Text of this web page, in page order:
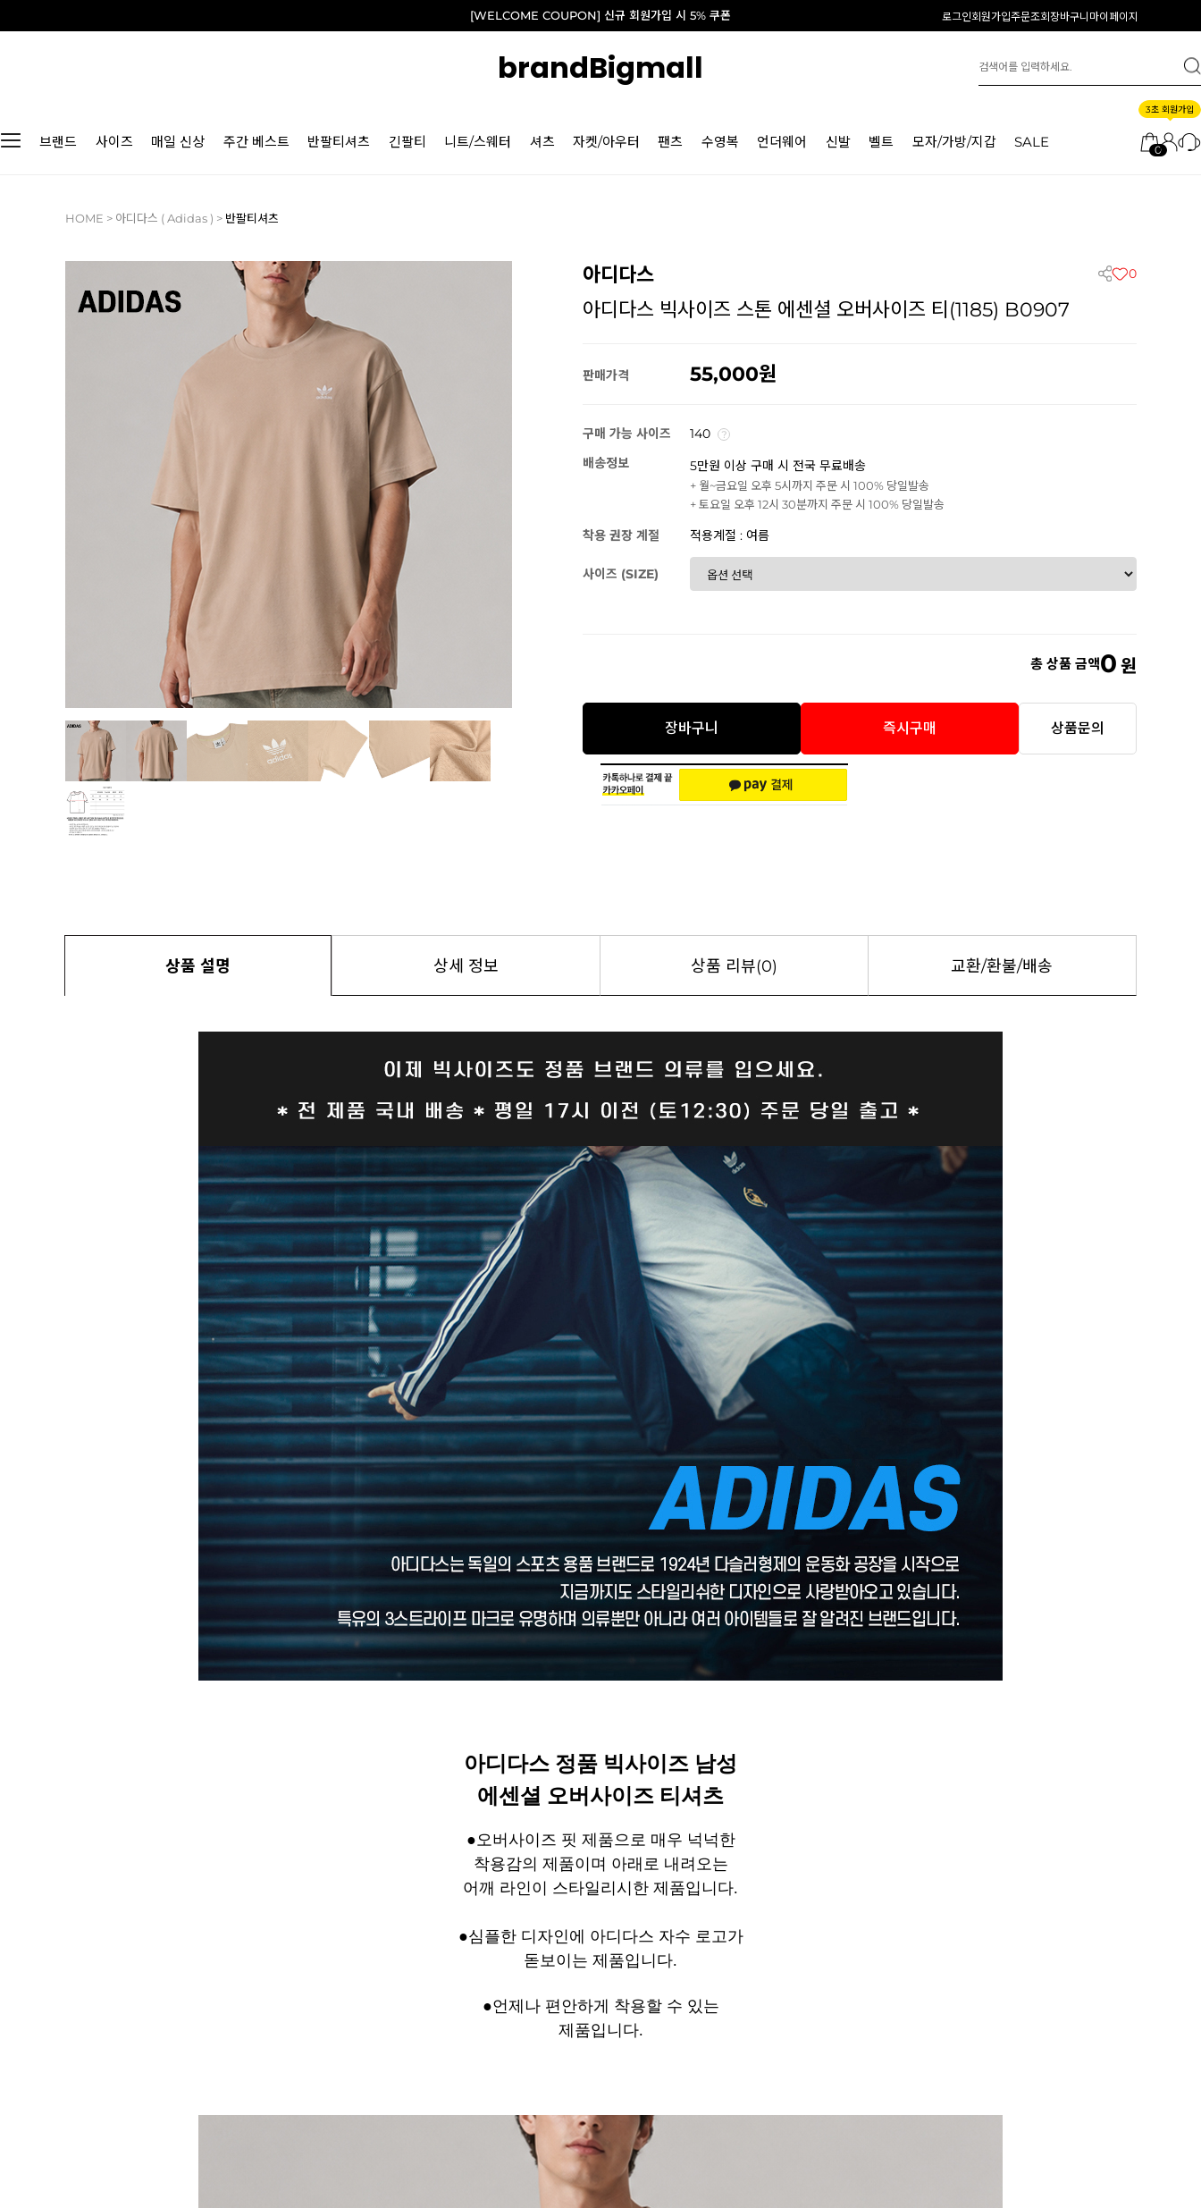
[WELCOME COUPON] 신규 회원가입 시 5% 쿠폰 로그인회원가입주문조회장바구니 마이페이지
brandBigmall
브랜드 사이즈 매일 신상 주간 베스트 반팔티셔츠 긴팔티 니트/스웨터 셔츠 자켓/아우터 팬츠 수영복 언더웨어 신발 벨트 모자/가방/지갑 SALE 0
3초 회원가입
HOME > 아디다스 ( Adidas ) > 반팔티셔츠
아디다스 0
아디다스 빅사이즈 스톤 에센셜 오버사이즈 티(1185) B0907
판매가격 55,000
구매 가능 사이즈
140
배송정보
5만원 이상 구매 시 전국 무료배송
+ 월~금요일 오후 5시까지 주문 시 100% 당일발송
+ 토요일 오후 12시 30분까지 주문 시 100% 당일발송
착용 권장 계절 적용계절 : 여름
사이즈 (SIZE)
총 상품 금액0 원
장바구니 즉시구매 상품문의
상품 설명 상세 정보 상품 리뷰(0) 교환/환불/배송
아디다스 정품 빅사이즈 남성
에센셜 오버사이즈 티셔츠
●오버사이즈 핏 제품으로 매우 넉넉한
착용감의 제품이며 아래로 내려오는
어깨 라인이 스타일리시한 제품입니다.
●심플한 디자인에 아디다스 자수 로고가
돋보이는 제품입니다.
●언제나 편안하게 착용할 수 있는
제품입니다.